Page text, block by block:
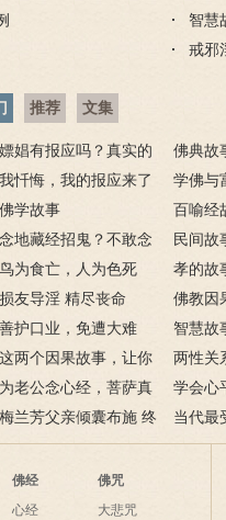
智慧
戒邪
推荐 文集
嫖娼有报应吗？真实的
嫖娼报应
佛典故
我忏悔，我的报应来了
－淫人妻者，妻淫人
学佛与
佛学故事 百喻经
念地藏经招鬼？不敢念
地藏经的请进来
民间故
鸟为食亡，人为色死 孝的故
损友导淫 精尽丧命
佛教因
例
善护口业，免遭大难 智慧故
这两个因果故事，让你
了解什么是业障
两性关
为老公念心经，菩萨真
的加持为其开智慧了
学会心
梅兰芳父亲倾囊布施 终
善报
当代最
师及其
佛经
心经
佛咒
大悲咒